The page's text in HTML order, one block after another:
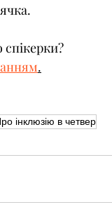
.
інклюзію в четвер